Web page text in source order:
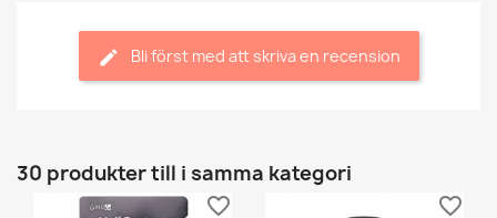
Bli först med att skriva en recension
30 produkter till i samma kategori
favorite_border favorite_border